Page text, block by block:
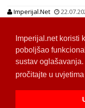
Imperijal.net koristi
poboljšao
sustav
pročitajte u
Imperijal.Net